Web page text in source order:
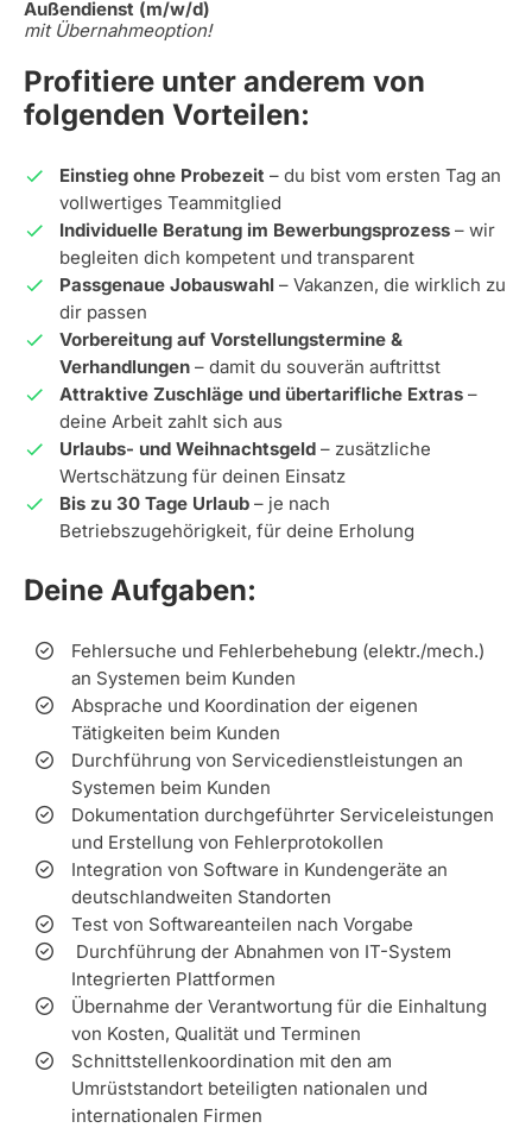
Außendienst (m/w/d)
mit Übernahmeoption!
Profitiere unter anderem von
folgenden Vorteilen:
Einstieg ohne Probezeit – du bist vom ersten Tag an
vollwertiges Teammitglied
Individuelle Beratung im Bewerbungsprozess – wir
begleiten dich kompetent und transparent
Passgenaue Jobauswahl – Vakanzen, die wirklich zu
dir passen
Vorbereitung auf Vorstellungstermine &
Verhandlungen – damit du souverän auftrittst
Attraktive Zuschläge und übertarifliche Extras –
deine Arbeit zahlt sich aus
Urlaubs- und Weihnachtsgeld – zusätzliche
Wertschätzung für deinen Einsatz
Bis zu 30 Tage Urlaub – je nach
Betriebszugehörigkeit, für deine Erholung
Deine Aufgaben:
Fehlersuche und Fehlerbehebung (elektr./mech.)
an Systemen beim Kunden
Absprache und Koordination der eigenen
Tätigkeiten beim Kunden
Durchführung von Servicedienstleistungen an
Systemen beim Kunden
Dokumentation durchgeführter Serviceleistungen
und Erstellung von Fehlerprotokollen
Integration von Software in Kundengeräte an
deutschlandweiten Standorten
Test von Softwareanteilen nach Vorgabe
Durchführung der Abnahmen von IT-System
Integrierten Plattformen
Übernahme der Verantwortung für die Einhaltung
von Kosten, Qualität und Terminen
Schnittstellenkoordination mit den am
Umrüststandort beteiligten nationalen und
internationalen Firmen